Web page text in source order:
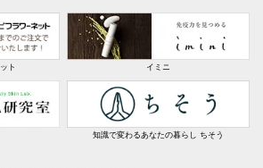
ト イミニ
知識で変わるあなたの暮らし ちそう